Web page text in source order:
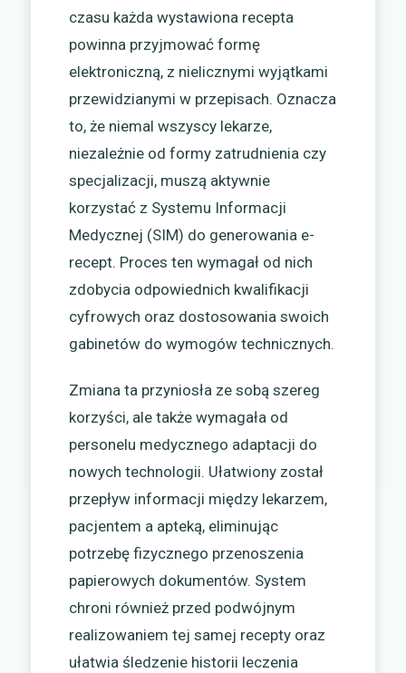
czasu każda wystawiona recepta
powinna przyjmować formę
elektroniczną, z nielicznymi wyjątkami
przewidzianymi w przepisach. Oznacza
to, że niemal wszyscy lekarze,
niezależnie od formy zatrudnienia czy
specjalizacji, muszą aktywnie
korzystać z Systemu Informacji
Medycznej (SIM) do generowania e-
recept. Proces ten wymagał od nich
zdobycia odpowiednich kwalifikacji
cyfrowych oraz dostosowania swoich
gabinetów do wymogów technicznych.
Zmiana ta przyniosła ze sobą szereg
korzyści, ale także wymagała od
personelu medycznego adaptacji do
nowych technologii. Ułatwiony został
przepływ informacji między lekarzem,
pacjentem a apteką, eliminując
potrzebę fizycznego przenoszenia
papierowych dokumentów. System
chroni również przed podwójnym
realizowaniem tej samej recepty oraz
ułatwia śledzenie historii leczenia